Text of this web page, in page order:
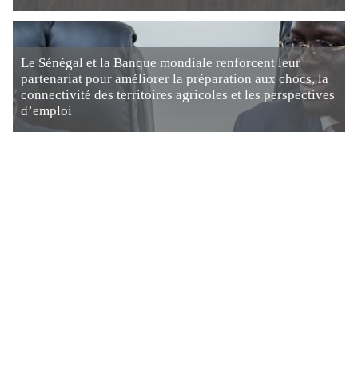
Le Sénégal et la Banque mondiale renforcent leur
partenariat pour améliorer la préparation aux chocs, la
connectivité des territoires agricoles et les perspectives
d’emploi